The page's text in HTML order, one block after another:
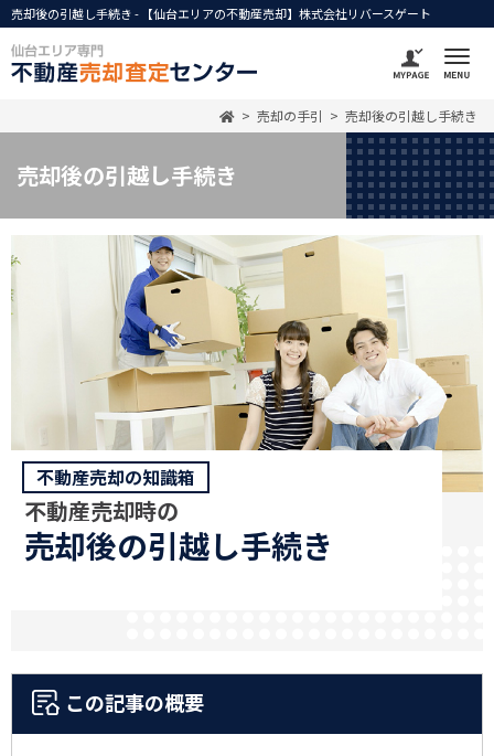
売却後の引越し手続き - 【仙台エリアの不動産売却】株式会社リバースゲート
売却の手引 売却後の引越し手続き
売却後の引越し手続き
不動産売却の知識箱
不動産売却時の
売却後の引越し手続き
この記事の概要